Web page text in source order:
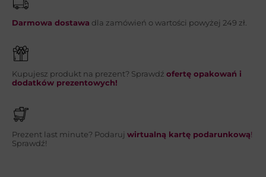
Wiadomość*:
WYŚLIJ
Darmowa dostawa dla zamówień o wartości powyżej 249 zł.
Kupujesz produkt na prezent? Sprawdź ofertę opakowań i
dodatków prezentowych!
Prezent last minute? Podaruj wirtualną kartę podarunkową!
Sprawdź!